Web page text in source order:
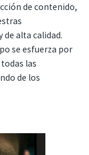
de contenido,
de alta calidad.
se esfuerza por
las
de los